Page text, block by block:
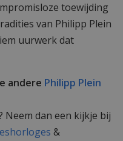
toewijding
van Philipp Plein
uurwerk dat
andere Philipp Plein
Neem dan een kijkje bij
&